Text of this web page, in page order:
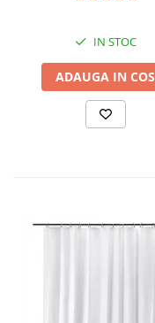
IN STOC
ADAUGA IN COS